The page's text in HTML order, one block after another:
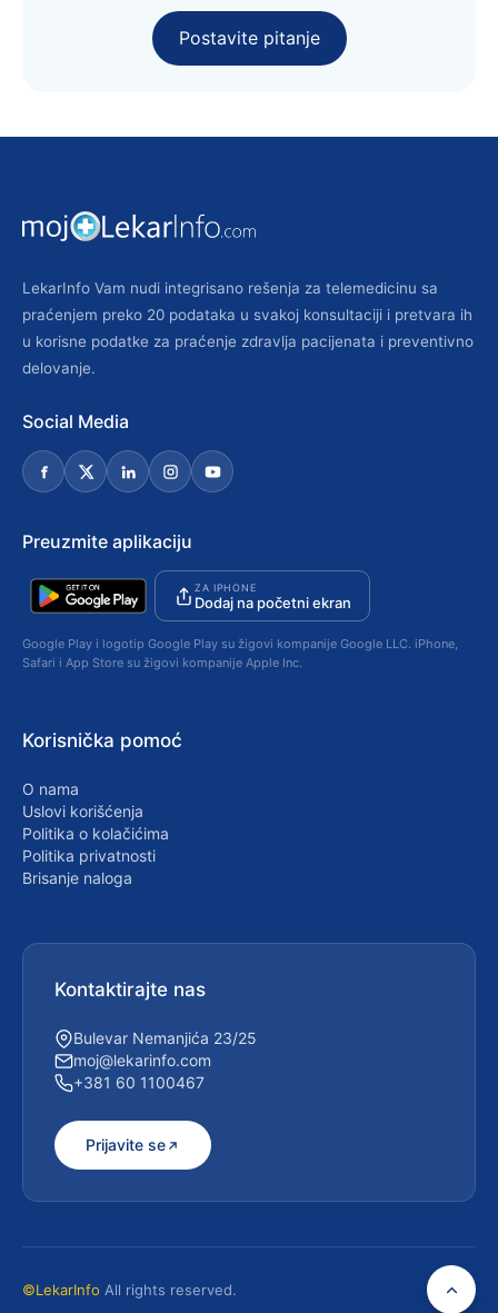
Postavite pitanje
LekarInfo Vam nudi integrisano rešenja za telemedicinu sa
praćenjem preko 20 podataka u svakoj konsultaciji i pretvara ih
u korisne podatke za praćenje zdravlja pacijenata i preventivno
delovanje.
Social Media
Preuzmite aplikaciju
ZA IPHONE
Dodaj na početni ekran
Google Play i logotip Google Play su žigovi kompanije Google LLC. iPhone,
Safari i App Store su žigovi kompanije Apple Inc.
Korisnička pomoć
O nama
Uslovi korišćenja
Politika o kolačićima
Politika privatnosti
Brisanje naloga
Kontaktirajte nas
Bulevar Nemanjića 23/25
moj@lekarinfo.com
+381 60 1100467
Prijavite se
©LekarInfo All rights reserved.